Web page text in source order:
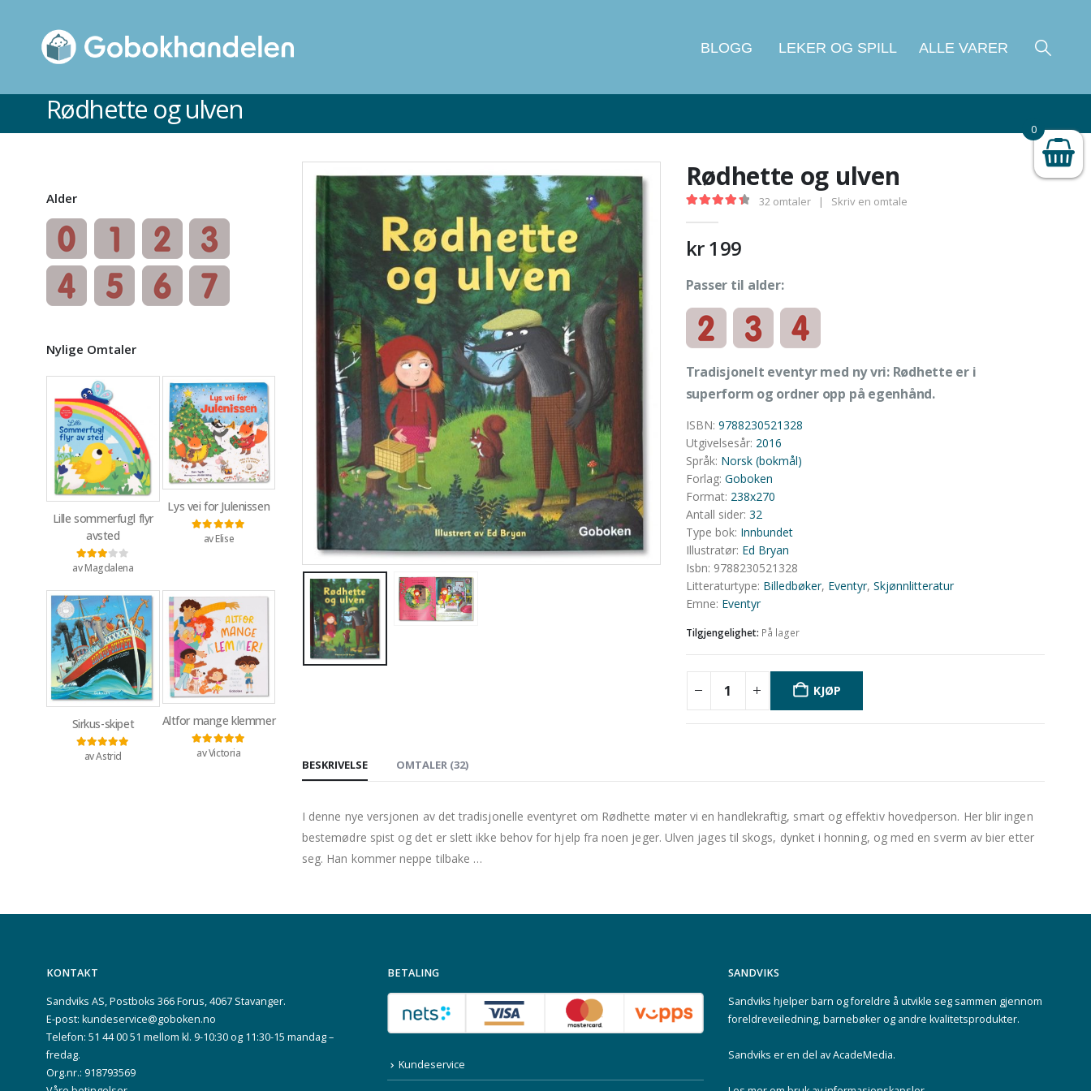
BLOGG LEKER OG SPILL ALLE VARER
Rødhette og ulven
Rødhette og ulven
32omtaler | Skriv en omtale
kr199
Passer til alder:
Tradisjonelt eventyr med ny vri: Rødhette er i
superform og ordner opp på egenhånd.
ISBN: 9788230521328
Utgivelsesår: 2016
Språk: Norsk (bokmål)
Forlag: Goboken
Format: 238x270
Antall sider: 32
Type bok: Innbundet
Illustratør: Ed Bryan
Isbn: 9788230521328
Litteraturtype: Billedbøker, Eventyr, Skjønnlitteratur
Emne: Eventyr
Tilgjengelighet: På lager
KJØP
BESKRIVELSE OMTALER (32)
I denne nye versjonen av det tradisjonelle eventyret om Rødhette møter vi en handlekraftig, smart og effektiv hovedperson. Her blir ingen
bestemødre spist og det er slett ikke behov for hjelp fra noen jeger. Ulven jages til skogs, dynket i honning, og med en sverm av bier etter
seg. Han kommer neppe tilbake …
Alder
Nylige Omtaler
Lille sommerfugl flyr
avsted
Vurdert3av 5
av Magdalena
Lys vei for Julenissen
Vurdert5
av Elise
Sirkus-skipet
Vurdert5
av Astrid
Altfor mange klemmer
Vurdert5av 5
av Victoria
KONTAKT
Sandviks AS, Postboks 366 Forus, 4067 Stavanger.
E-post: kundeservice@goboken.no
Telefon: 51 44 00 51 mellom kl. 9-10:30 og 11:30-15 mandag –
fredag.
Org.nr.: 918793569
BETALING
Kundeservice
SANDVIKS
Sandviks hjelper barn og foreldre å utvikle seg sammen gjennom
foreldreveiledning, barnebøker og andre kvalitetsprodukter.
Sandviks er en del avAcadeMedia.
0